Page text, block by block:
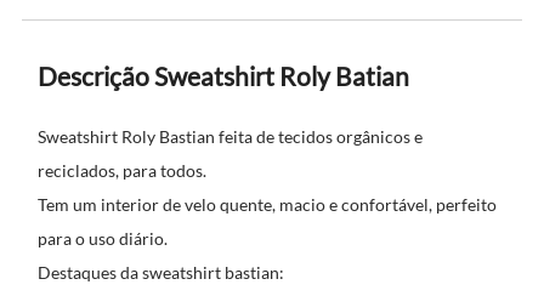
Descrição Sweatshirt Roly Batian
Sweatshirt Roly Bastian feita de tecidos orgânicos e
reciclados, para todos.
Tem um interior de velo quente, macio e confortável, perfeito
para o uso diário.
Destaques da sweatshirt bastian: